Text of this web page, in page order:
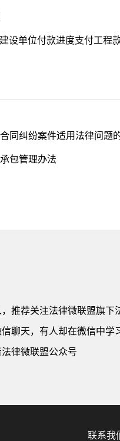
设单位付款进度支付工程
同纠纷案件适用法律问题
包管理办法
推荐关注法律微联盟旗下
聊天，有人却在微信中学
律微联盟公众号
联系我